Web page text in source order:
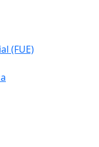
(FUE)